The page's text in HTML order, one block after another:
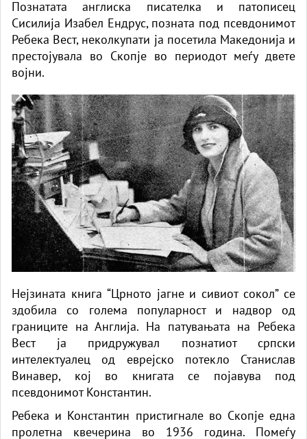
Познатата англиска писателка и патописец
Сисилија Изабел Ендрус, позната под псевдонимот
Ребека Вест, неколкупати ја посетила Македонија и
престојувала во Скопје во периодот меѓу двете
војни.
Нејзината книга “Црното јагне и сивиот сокол” се
здобила со голема популарност и надвор од
границите на Англија. На патувањата на Ребека
Вест ја придружувал познатиот српски
интелектуалец од еврејско потекло Станислав
Винавер, кој во книгата се појавува под
псевдонимот Константин.
Ребека и Константин пристигнале во Скопје една
пролетна квечерина во 1936 година. Помеѓу